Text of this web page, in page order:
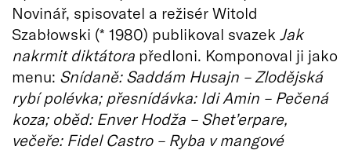
Novinář, spisovatel a režisér Witold
Szabłowski (* 1980) publikoval svazek Jak
nakrmit diktátora předloni. Komponoval ji jako
menu: Snídaně: Saddám Husajn – Zlodějská
rybí polévka; přesnídávka: Idi Amin – Pečená
koza; oběd: Enver Hodža – Shet’erpare,
večeře: Fidel Castro – Ryba v mangové